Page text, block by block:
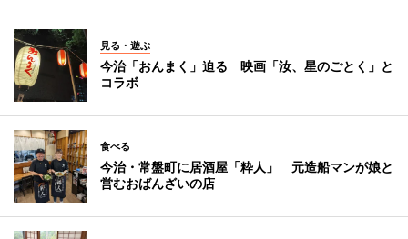
見る・遊ぶ
今治「おんまく」迫る 映画「汝、星のごとく」と
コラボ
食べる
今治・常盤町に居酒屋「粋人」 元造船マンが娘と
営むおばんざいの店